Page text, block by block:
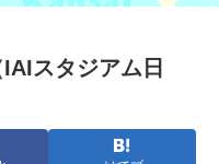
スタジアム日